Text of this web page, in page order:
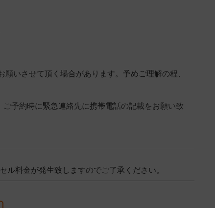
いさせて頂く場合があります。予めご理解の程、
予約時に緊急連絡先に携帯電話の記載をお願い致
料金が発生致しますのでご了承ください。